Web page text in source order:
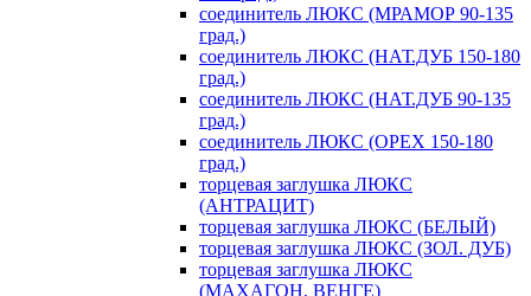
соединитель ЛЮКС (МРАМОР 90-135
град.)
соединитель ЛЮКС (НАТ.ДУБ 150-180
град.)
соединитель ЛЮКС (НАТ.ДУБ 90-135
град.)
соединитель ЛЮКС (ОРЕХ 150-180
град.)
торцевая заглушка ЛЮКС
(АНТРАЦИТ)
торцевая заглушка ЛЮКС (БЕЛЫЙ)
торцевая заглушка ЛЮКС (ЗОЛ. ДУБ)
торцевая заглушка ЛЮКС
(МАХАГОН, ВЕНГЕ)